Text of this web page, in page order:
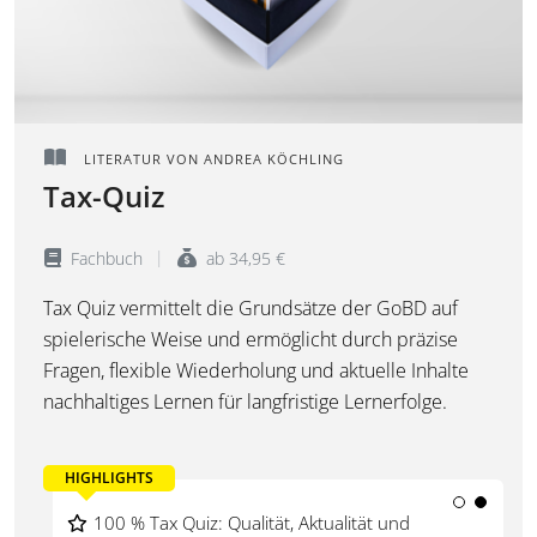
LITERATUR VON ANDREA KÖCHLING
Tax-Quiz
Fachbuch ab 34,95 €
Tax Quiz vermittelt die Grundsätze der GoBD auf
spielerische Weise und ermöglicht durch präzise
Fragen, flexible Wiederholung und aktuelle Inhalte
nachhaltiges Lernen für langfristige Lernerfolge.
HIGHLIGHTS
100 % GoBD: Erstes Lernkartenspiel der GoBD
100 % Tax Quiz: Qualität, Aktualität und